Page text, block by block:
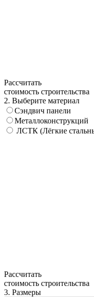
Рассчитать
стоимость строительства
2. Выберите материал
Сэндвич панели
Металлоконструкций
ЛСТК (Лёгкие
Рассчитать
стоимость строительства
3. Размеры